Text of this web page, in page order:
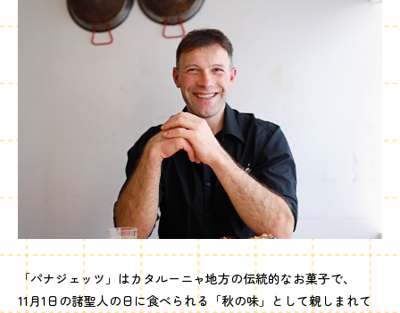
「パナジェッツ」はカタルーニャ地方の伝統的なお菓子で、
11月1日の諸聖人の日に食べられる「秋の味」として親しまれて